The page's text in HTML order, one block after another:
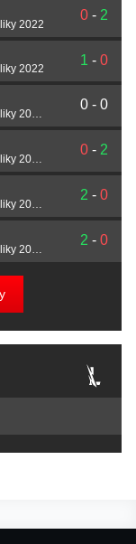
2022
0 - 2
2022
1 - 0
Samsung Mistrovství České republiky 2021 – play-off
0 - 0
Samsung Mistrovství České republiky 2021 – skupina A
0 - 2
Samsung Mistrovství České republiky 2021 – skupina A
2 - 0
Samsung Mistrovství České republiky 2021 – skupina A
2 - 0